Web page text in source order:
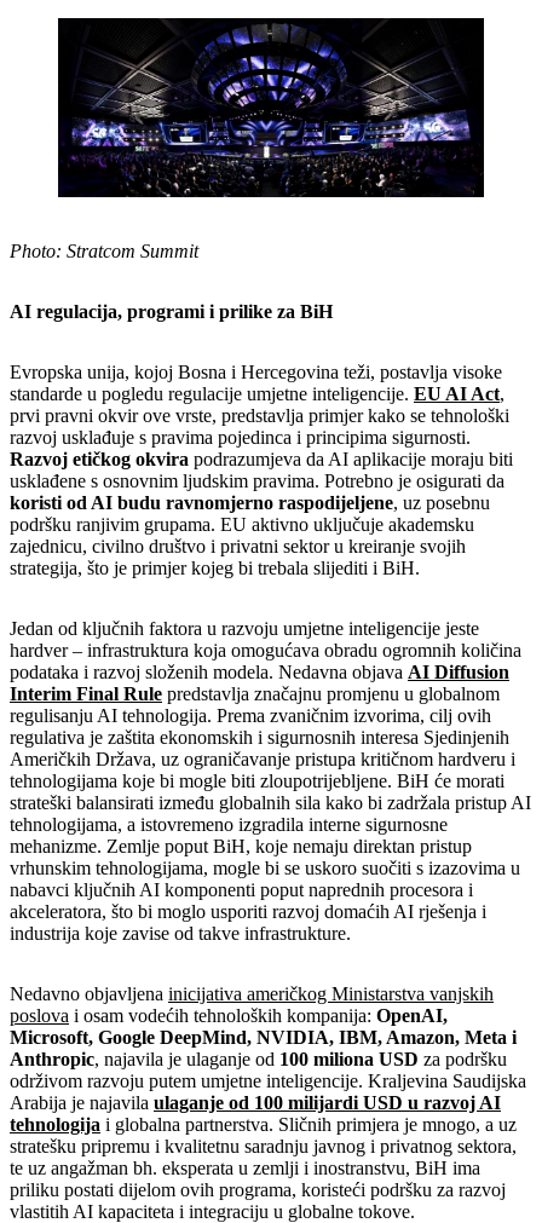
Photo: Stratcom Summit
AI regulacija, programi i prilike za BiH
Evropska unija, kojoj Bosna i Hercegovina teži, postavlja visoke
standarde u pogledu regulacije umjetne inteligencije. EU AI Act,
prvi pravni okvir ove vrste, predstavlja primjer kako se tehnološki
razvoj usklađuje s pravima pojedinca i principima sigurnosti.
Razvoj etičkog okvira podrazumjeva da AI aplikacije moraju biti
usklađene s osnovnim ljudskim pravima. Potrebno je osigurati da
koristi od AI budu ravnomjerno raspodijeljene, uz posebnu
podršku ranjivim grupama. EU aktivno uključuje akademsku
zajednicu, civilno društvo i privatni sektor u kreiranje svojih
strategija, što je primjer kojeg bi trebala slijediti i BiH.
Jedan od ključnih faktora u razvoju umjetne inteligencije jeste
hardver – infrastruktura koja omogućava obradu ogromnih količina
podataka i razvoj složenih modela. Nedavna objava AI Diffusion
Interim Final Rule predstavlja značajnu promjenu u globalnom
regulisanju AI tehnologija. Prema zvaničnim izvorima, cilj ovih
regulativa je zaštita ekonomskih i sigurnosnih interesa Sjedinjenih
Američkih Država, uz ograničavanje pristupa kritičnom hardveru i
tehnologijama koje bi mogle biti zloupotrijebljene. BiH će morati
strateški balansirati između globalnih sila kako bi zadržala pristup AI
tehnologijama, a istovremeno izgradila interne sigurnosne
mehanizme. Zemlje poput BiH, koje nemaju direktan pristup
vrhunskim tehnologijama, mogle bi se uskoro suočiti s izazovima u
nabavci ključnih AI komponenti poput naprednih procesora i
akceleratora, što bi moglo usporiti razvoj domaćih AI rješenja i
industrija koje zavise od takve infrastrukture.
Nedavno objavljena inicijativa američkog Ministarstva vanjskih
poslova i osam vodećih tehnoloških kompanija: OpenAI,
Microsoft, Google DeepMind, NVIDIA, IBM, Amazon, Meta i
Anthropic, najavila je ulaganje od 100 miliona USD za podršku
održivom razvoju putem umjetne inteligencije. Kraljevina Saudijska
Arabija je najavila ulaganje od 100 milijardi USD u razvoj AI
tehnologija i globalna partnerstva. Sličnih primjera je mnogo, a uz
stratešku pripremu i kvalitetnu saradnju javnog i privatnog sektora,
te uz angažman bh. eksperata u zemlji i inostranstvu, BiH ima
priliku postati dijelom ovih programa, koristeći podršku za razvoj
vlastitih AI kapaciteta i integraciju u globalne tokove.